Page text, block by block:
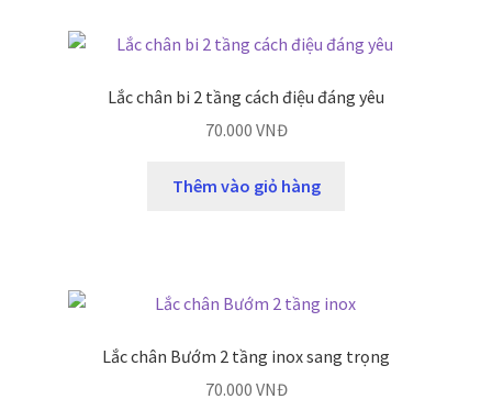
Lắc chân bi 2 tầng cách điệu đáng yêu
70.000 VNĐ
Thêm vào giỏ hàng
Lắc chân Bướm 2 tầng inox sang trọng
70.000 VNĐ